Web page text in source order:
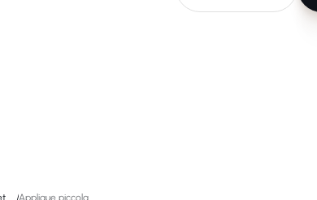
Lampade da parete di design / Applique piccola Presidio